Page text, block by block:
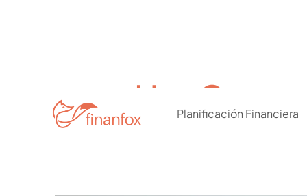
Planificación Financiera
Haz